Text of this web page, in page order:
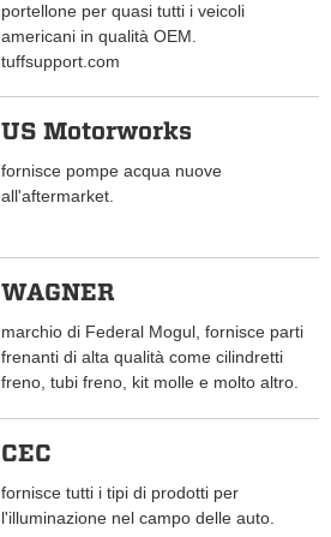
portellone per quasi tutti i veicoli
americani in qualità OEM.
tuffsupport.com
US Motorworks
fornisce pompe acqua nuove
all'aftermarket.
WAGNER
marchio di Federal Mogul, fornisce parti
frenanti di alta qualità come cilindretti
freno, tubi freno, kit molle e molto altro.
CEC
fornisce tutti i tipi di prodotti per
l'illuminazione nel campo delle auto.